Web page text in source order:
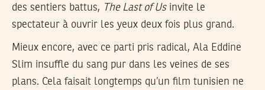
des sentiers battus, The Last of Usinvite le
spectateur à ouvrir les yeux deux fois plus grand.
Mieux encore, avec ce parti pris radical, Ala Eddine
Slim insuffle du sang pur dans les veines de ses
plans. Cela faisait longtemps qu’un film tunisien ne